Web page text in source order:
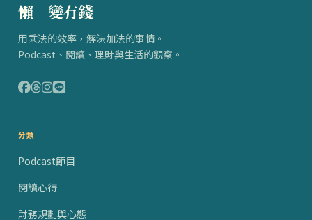
懶得 變有錢
用乘法的效率，解決加法的事情。
Podcast、閱讀、理財與生活的觀察。
分類
Podcast節目
閱讀心得
財務規劃與心態